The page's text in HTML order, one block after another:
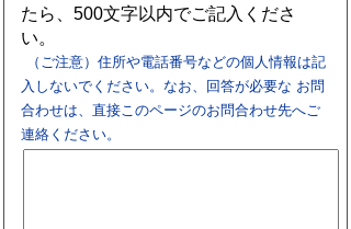
たら、500文字以内でご記入くださ
い。
（ご注意）住所や電話番号などの個人情報は記
入しないでください。なお、回答が必要な お問
合わせは、直接このページのお問合わせ先へご
連絡ください。